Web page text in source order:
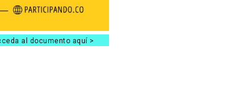
al documento aquí >